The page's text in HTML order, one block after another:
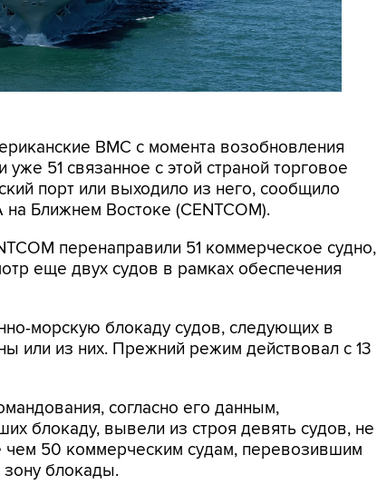
ВМС с момента возобновления
51 связанное с этой страной торговое
порт или выходило из него, сообщило
Ближнем Востоке (CENTCOM).
перенаправили 51 коммерческое судно,
еще двух судов в рамках обеспечения
морскую блокаду судов, следующих в
или из них. Прежний режим действовал с 13
согласно его данным,
блокаду, вывели из строя девять судов, не
50 коммерческим судам, перевозившим
блокады.